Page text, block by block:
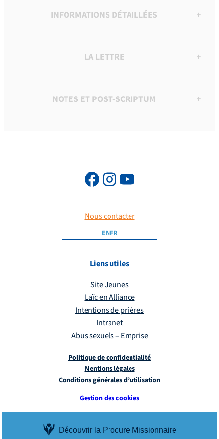
Découvrir la Procure Missionnaire
INFORMATIONS DÉTAILLÉES +
LA LETTRE +
NOTES ET POST-SCRIPTUM +
Nous contacter
ENFR
Liens utiles
Site Jeunes
Laïc en Alliance
Intentions de prières
Intranet
Abus sexuels – Emprise
Politique de confidentialité
Mentions légales
Conditions générales d’utilisation
Gestion des cookies